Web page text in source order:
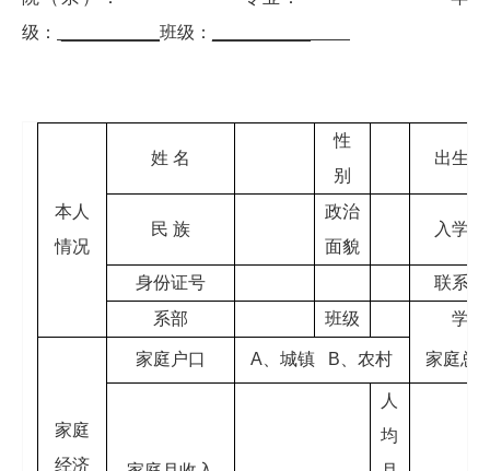
级：
班级：
本人
情况
姓 名
性
别
出生
民 族
政治
面貌
入学
身份证号
联系
系部
班级 学号
家庭
经济
家庭户口 A、城镇 B、农村 家庭总
人
均